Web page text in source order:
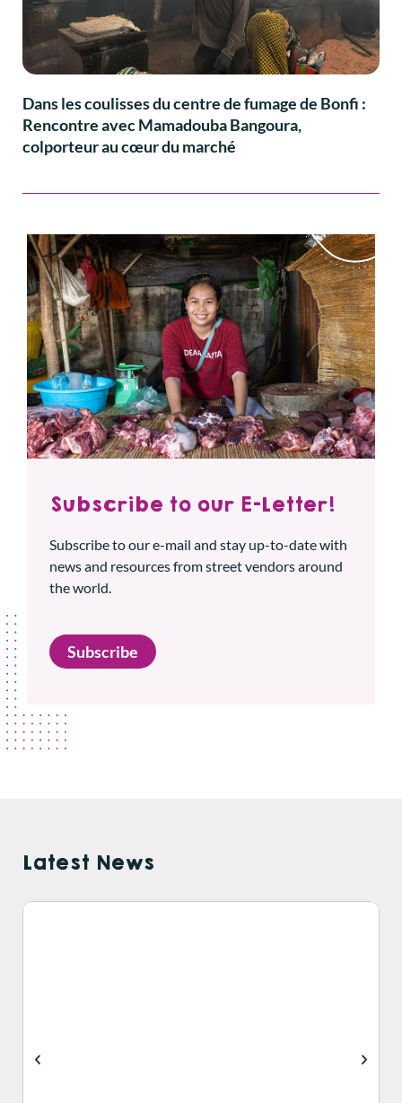
Dans les coulisses du centre de fumage de Bonfi :
Rencontre avec Mamadouba Bangoura,
colporteur au cœur du marché
Subscribe to our E-Letter!
Subscribe to our e-mail and stay up-to-date with
news and resources from street vendors around
the world.
Subscribe
Latest News